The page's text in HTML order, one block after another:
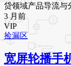
贷领域产品导流与
3 月前
VIP
捡漏区
宽屏轮播手